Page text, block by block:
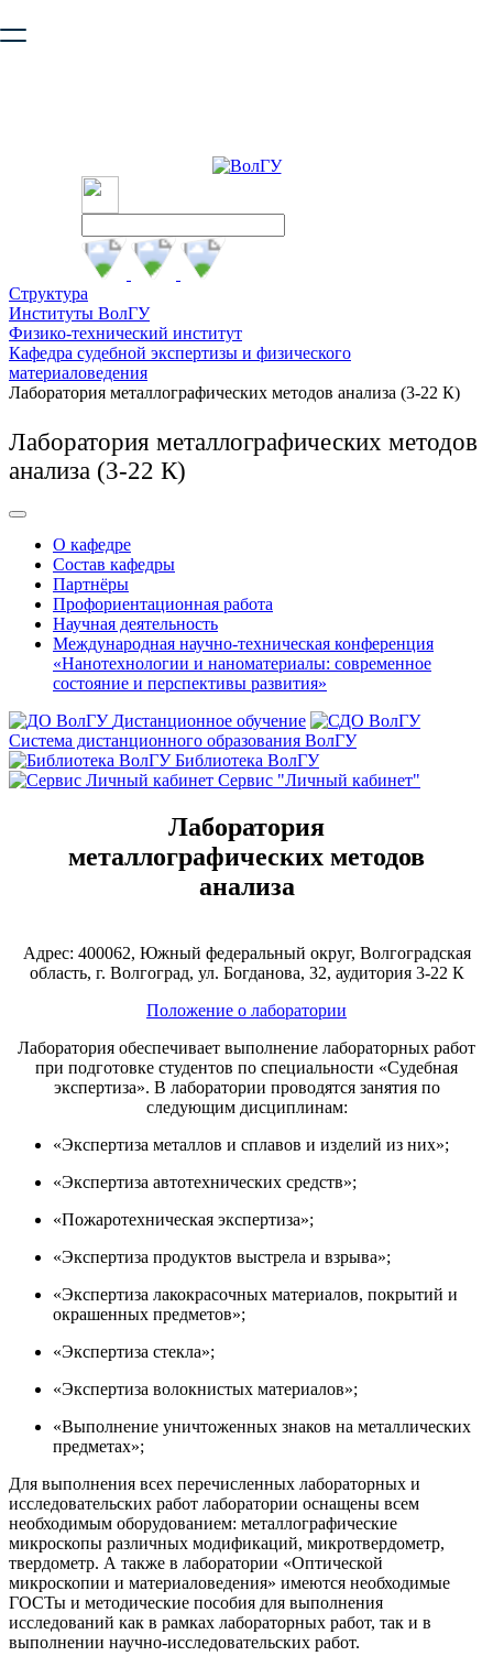
безопасную работу с сайтом. Пожалуйста
Структура
Институты ВолГУ
Физико-технический институт
Кафедра судебной экспертизы и физического
материаловедения
Лаборатория металлографических методов анализа (3-22 К)
Лаборатория металлографических методов
анализа (3-22 К)
О кафедре
Состав кафедры
Партнёры
Профориентационная работа
Научная деятельность
Международная научно-техническая конференция
«Нанотехнологии и наноматериалы: современное
состояние и перспективы развития»
Дистанционное обучение
Система дистанционного образования ВолГУ
Библиотека ВолГУ
Сервис "Личный кабинет"
Лаборатория
металлографических методов
анализа
Адрес: 400062, Южный федеральный округ, Волгоградская
область, г. Волгоград, ул. Богданова, 32, аудитория 3-22 К
Положение о лаборатории
Лаборатория обеспечивает выполнение лабораторных работ
при подготовке студентов по специальности «Судебная
экспертиза». В лаборатории проводятся занятия по
следующим дисциплинам:
«Экспертиза металлов и сплавов и изделий из них»;
«Экспертиза автотехнических средств»;
«Пожаротехническая экспертиза»;
«Экспертиза продуктов выстрела и взрыва»;
«Экспертиза лакокрасочных материалов, покрытий и
окрашенных предметов»;
«Экспертиза стекла»;
«Экспертиза волокнистых материалов»;
«Выполнение уничтоженных знаков на металлических
предметах»;
Для выполнения всех перечисленных лабораторных и
исследовательских работ лаборатории оснащены всем
необходимым оборудованием: металлографические
микроскопы различных модификаций, микротвердометр,
твердометр. А также в лаборатории «Оптической
микроскопии и материаловедения» имеются необходимые
ГОСТы и методические пособия для выполнения
исследований как в рамках лабораторных работ, так и в
выполнении научно-исследовательских работ.